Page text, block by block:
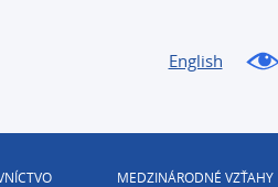
English
MEDZINÁRODNÉ VZŤAHY